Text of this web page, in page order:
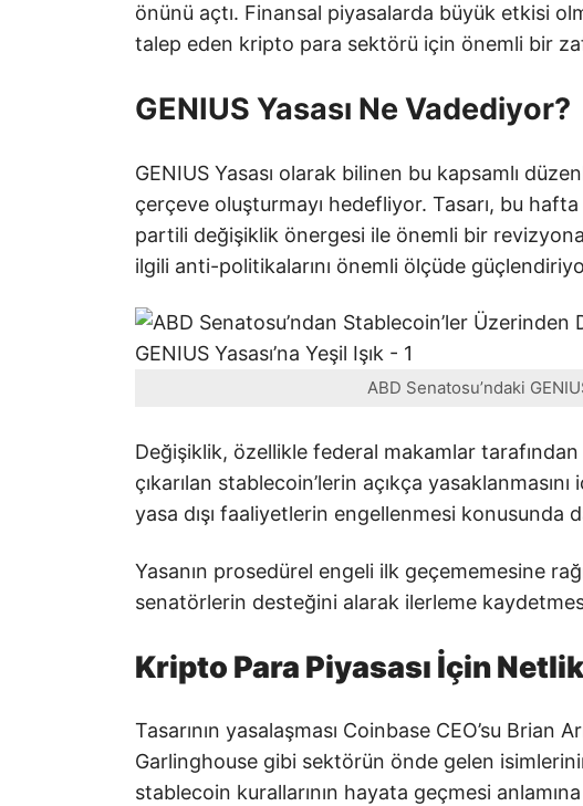
önünü açtı. Finansal piyasalarda büyük etkisi
talep eden kripto para sektörü için önemli bir
GENIUS Yasası Ne Vadediyor?
GENIUS Yasası olarak bilinen bu kapsamlı
çerçeve oluşturmayı hedefliyor. Tasarı, bu
partili değişiklik önergesi ile önemli bir
ilgili anti-politikalarını önemli ölçüde
ABD Senatosu’ndaki
Değişiklik, özellikle federal makamlar
çıkarılan stablecoin’lerin açıkça
yasa dışı faaliyetlerin engellenmesi konusunda
Yasanın prosedürel engeli ilk geçememesine
senatörlerin desteğini alarak ilerleme
Kripto Para Piyasası İçin
Tasarının yasalaşması Coinbase CEO’su Brian
Garlinghouse gibi sektörün önde gelen
stablecoin kurallarının hayata geçmesi